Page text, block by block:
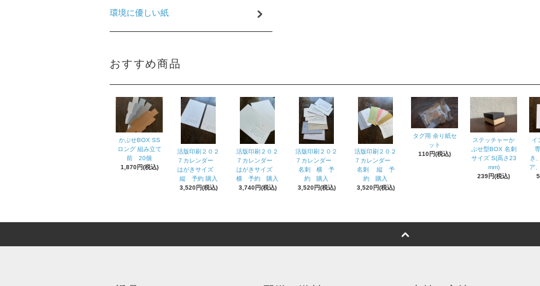
環境に優しい紙
おすすめ商品
かぶせBOX SS
ロング 組み立て
前 20個
1,870円(税込)
活版印刷２０２
７カレンダー
はがきサイズ
縦 予約 購入
3,520円(税込)
活版印刷２０２
７カレンダー
はがきサイズ
横 予約 購入
3,740円(税込)
活版印刷２０２
７カレンダー
名刺 横 予
約 購入
3,520円(税込)
活版印刷２０２
７カレンダー
名刺 縦 予
約 購入
3,520円(税込)
タグ用 余り紙セ
ット
110円(税込)
ステッチャーか
ぶせ型BOX 名刺
サイズ S(高さ23
mm)
239円(税込)
イ
き
ア